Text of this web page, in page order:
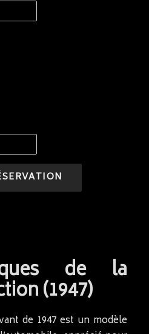
de la
(1947)
de 1947 est un modèle